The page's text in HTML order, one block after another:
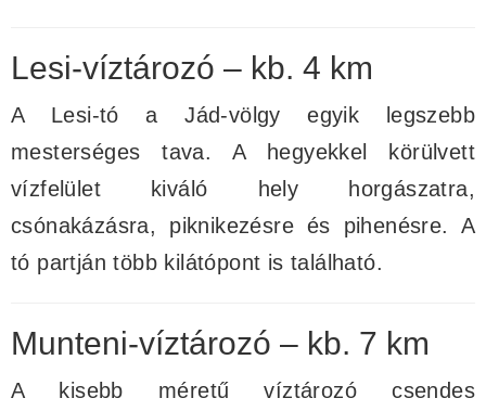
Lesi-víztározó – kb. 4 km
A Lesi-tó a Jád-völgy egyik legszebb
mesterséges tava. A hegyekkel körülvett
vízfelület kiváló hely horgászatra,
csónakázásra, piknikezésre és pihenésre. A
tó partján több kilátópont is található.
Munteni-víztározó – kb. 7 km
A kisebb méretű víztározó csendes